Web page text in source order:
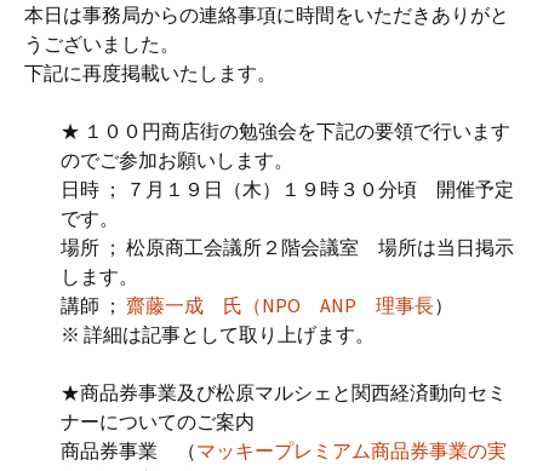
本日は事務局からの連絡事項に時間をいただきありがと
うございました。
下記に再度掲載いたします。
★ １００円商店街の勉強会を下記の要領で行います
のでご参加お願いします。
日時 ； ７月１９日（木）１９時３０分頃 開催予定
です。
場所 ； 松原商工会議所２階会議室 場所は当日掲示
します。
講師 ； 齋藤一成 氏（NPO ANP 理事長）
※ 詳細は記事として取り上げます。
★商品券事業及び松原マルシェと関西経済動向セミ
ナーについてのご案内
商品券事業 （マッキープレミアム商品券事業の実